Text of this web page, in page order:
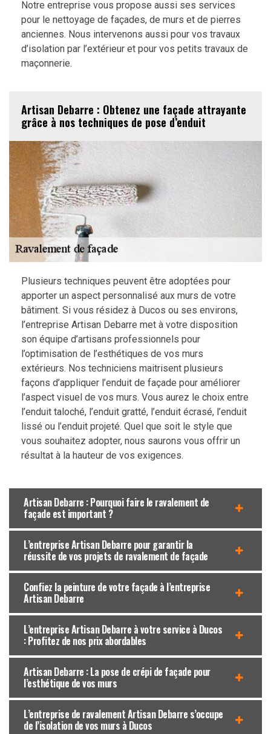
Notre entreprise vous propose aussi ses services
pour le nettoyage de façades, de murs et de pierres
anciennes. Nous intervenons aussi pour vos travaux
d’isolation par l’extérieur et pour vos petits travaux de
maçonnerie.
Artisan Debarre : Obtenez une façade attrayante
grâce à nos techniques de pose d’enduit
Plusieurs techniques peuvent être adoptées pour
apporter un aspect personnalisé aux murs de votre
bâtiment. Si vous résidez à Ducos ou ses environs,
l’entreprise Artisan Debarre met à votre disposition
son équipe d’artisans professionnels pour
l’optimisation de l’esthétiques de vos murs
extérieurs. Nos techniciens maitrisent plusieurs
façons d’appliquer l’enduit de façade pour améliorer
l’aspect visuel de vos murs. Vous aurez le choix entre
l’enduit taloché, l’enduit gratté, l’enduit écrasé, l’enduit
lissé ou l’enduit projeté. Quel que soit le style que
vous souhaitez adopter, nous saurons vous offrir un
résultat à la hauteur de vos exigences.
Artisan Debarre : Pourquoi faire le ravalement de
façade est important ?
L’entreprise Artisan Debarre pour garantir la
réussite de vos projets de ravalement de façade
Confiez la peinture de votre façade à l’entreprise
Artisan Debarre
L’entreprise Artisan Debarre à votre service à Ducos
: Profitez de nos prix abordables
Artisan Debarre : La pose de crépi de façade pour
l’esthétique de vos murs
L’entreprise de ravalement Artisan Debarre s’occupe
de l’isolation de vos murs à Ducos